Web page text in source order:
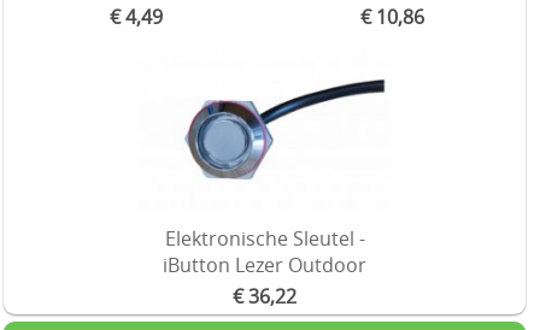
€ 4,49
€ 10,86
Elektronische Sleutel -
iButton Lezer Outdoor
€ 36,22